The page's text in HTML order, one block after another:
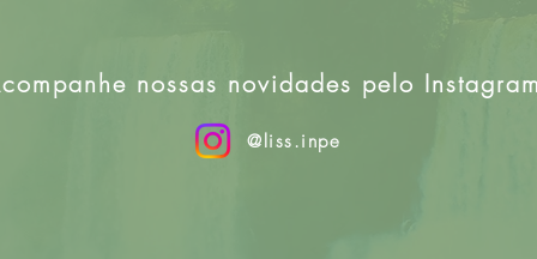
nossas novidades pelo
@liss.inpe